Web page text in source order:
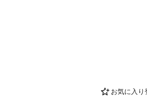
お気に入り